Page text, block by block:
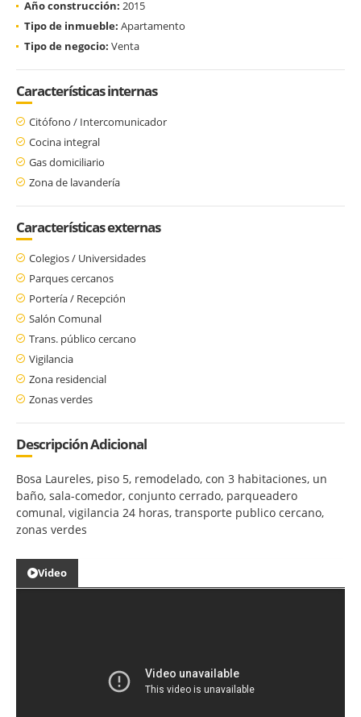
Año construcción: 2015
Tipo de inmueble: Apartamento
Tipo de negocio: Venta
Características internas
Citófono / Intercomunicador
Cocina integral
Gas domiciliario
Zona de lavandería
Características externas
Colegios / Universidades
Parques cercanos
Portería / Recepción
Salón Comunal
Trans. público cercano
Vigilancia
Zona residencial
Zonas verdes
Descripción Adicional
Bosa Laureles, piso 5, remodelado, con 3 habitaciones, un
baño, sala-comedor, conjunto cerrado, parqueadero
comunal, vigilancia 24 horas, transporte publico cercano,
zonas verdes
Video